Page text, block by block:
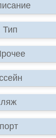
Тип